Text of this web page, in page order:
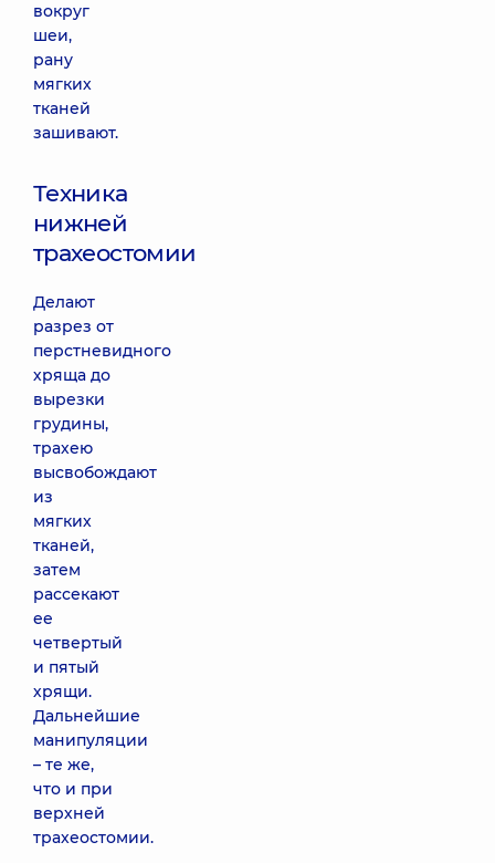
вокруг
шеи,
рану
мягких
тканей
зашивают.
Техника
нижней
трахеостомии
Делают
разрез от
перстневидного
хряща до
вырезки
грудины,
трахею
высвобождают
из
мягких
тканей,
затем
рассекают
ее
четвертый
и пятый
хрящи.
Дальнейшие
манипуляции
– те же,
что и при
верхней
трахеостомии.